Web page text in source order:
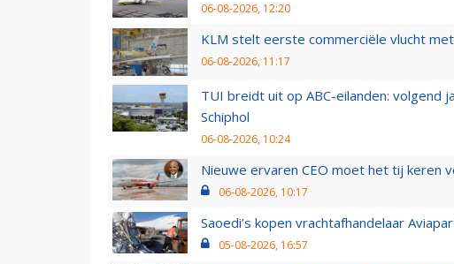
06-08-2026, 12:20
KLM stelt eerste commerciële vlucht
06-08-2026, 11:17
TUI breidt uit op ABC-eilanden: volgend
Schiphol
06-08-2026, 10:24
Nieuwe ervaren CEO moet het tij keren
06-08-2026, 10:17
Saoedi’s kopen vrachtafhandelaar
05-08-2026, 16:57